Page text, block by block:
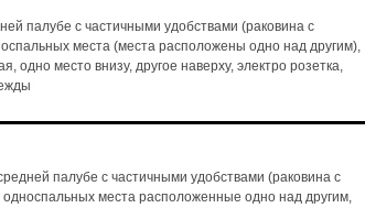
палубе с частичными удобствами (раковина с
места (места расположены одно над другим),
одно место внизу, другое наверху, электро розетка,
палубе с частичными удобствами (раковина с
места расположенные одно над другим,